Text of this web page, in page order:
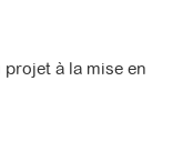
à la mise en